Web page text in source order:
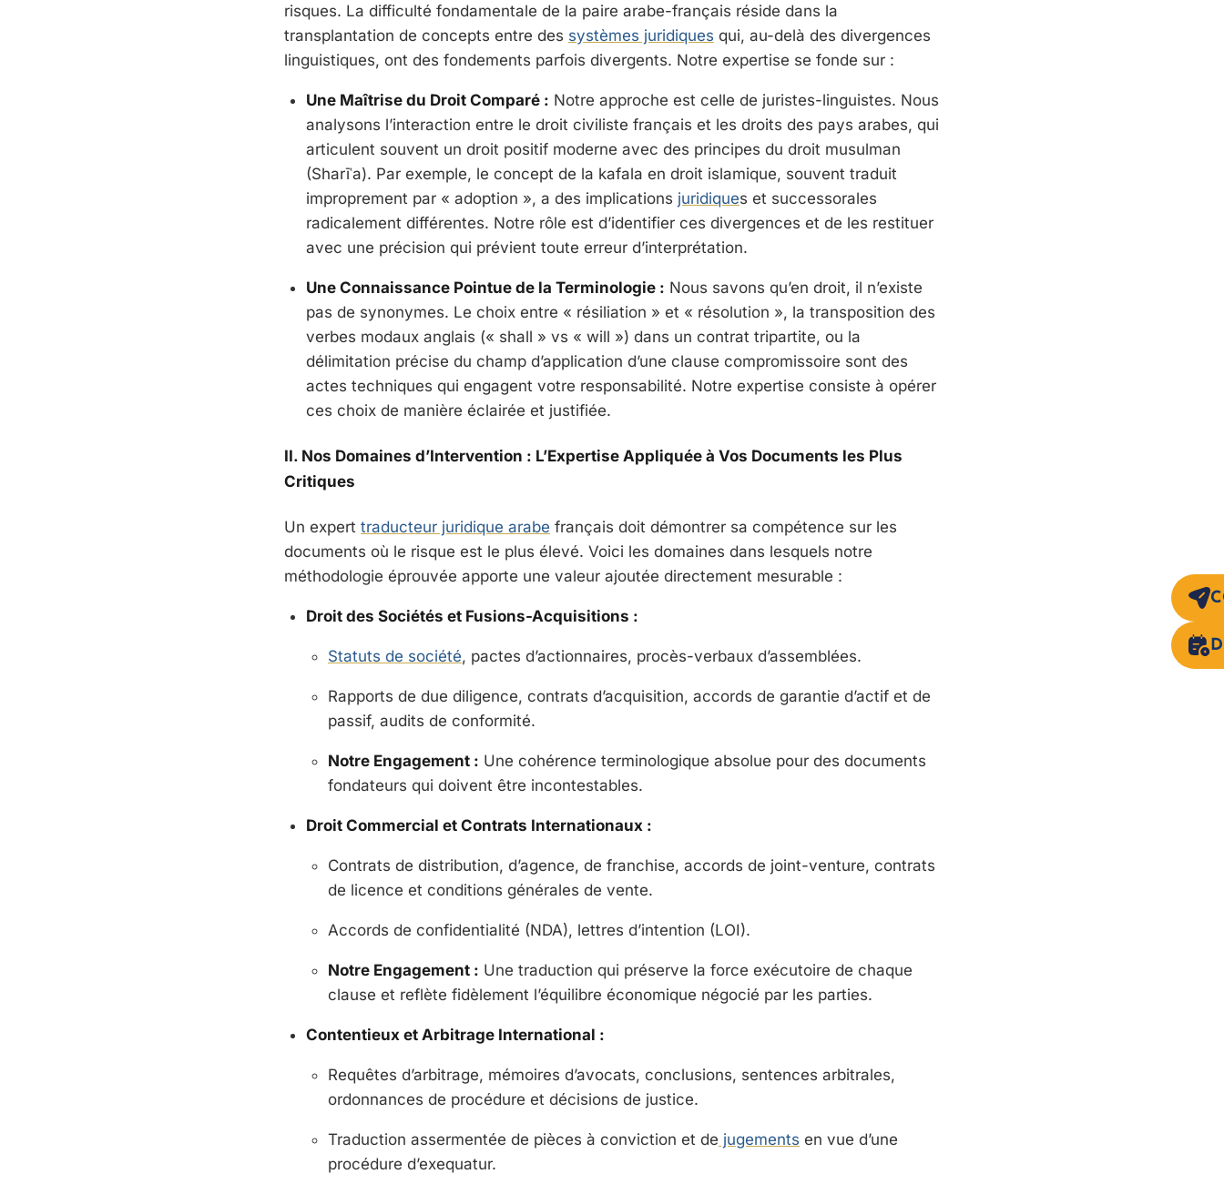
risques. La difficulté fondamentale de la paire arabe-français réside dans la
transplantation de concepts entre des systèmes juridiques qui, au-delà des divergences
linguistiques, ont des fondements parfois divergents. Notre expertise se fonde sur :
Une Maîtrise du Droit Comparé : Notre approche est celle de juristes-linguistes. Nous
analysons l’interaction entre le droit civiliste français et les droits des pays arabes, qui
articulent souvent un droit positif moderne avec des principes du droit musulman
(Sharīʿa). Par exemple, le concept de la kafala en droit islamique, souvent traduit
improprement par « adoption », a des implications juridiques et successorales
radicalement différentes. Notre rôle est d’identifier ces divergences et de les restituer
avec une précision qui prévient toute erreur d’interprétation.
Une Connaissance Pointue de la Terminologie : Nous savons qu’en droit, il n’existe
pas de synonymes. Le choix entre « résiliation » et « résolution », la transposition des
verbes modaux anglais (« shall » vs « will ») dans un contrat tripartite, ou la
délimitation précise du champ d’application d’une clause compromissoire sont des
actes techniques qui engagent votre responsabilité. Notre expertise consiste à opérer
ces choix de manière éclairée et justifiée.
II. Nos Domaines d’Intervention : L’Expertise Appliquée à Vos Documents les Plus
Critiques
Un expert traducteur juridique arabe français doit démontrer sa compétence sur les
documents où le risque est le plus élevé. Voici les domaines dans lesquels notre
méthodologie éprouvée apporte une valeur ajoutée directement mesurable :
Droit des Sociétés et Fusions-Acquisitions :
Statuts de société, pactes d’actionnaires, procès-verbaux d’assemblées.
Rapports de due diligence, contrats d’acquisition, accords de garantie d’actif et de
passif, audits de conformité.
Notre Engagement : Une cohérence terminologique absolue pour des documents
fondateurs qui doivent être incontestables.
Droit Commercial et Contrats Internationaux :
Contrats de distribution, d’agence, de franchise, accords de joint-venture, contrats
de licence et conditions générales de vente.
Accords de confidentialité (NDA), lettres d’intention (LOI).
Notre Engagement : Une traduction qui préserve la force exécutoire de chaque
clause et reflète fidèlement l’équilibre économique négocié par les parties.
Contentieux et Arbitrage International :
Requêtes d’arbitrage, mémoires d’avocats, conclusions, sentences arbitrales,
ordonnances de procédure et décisions de justice.
Traduction assermentée de pièces à conviction et de jugements en vue d’une
procédure d’exequatur.